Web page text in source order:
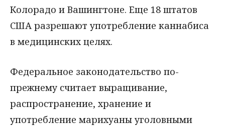
Колорадо и Вашингтоне. Еще 18 штатов
США разрешают употребление каннабиса
в медицинских целях.
Федеральное законодательство по-
прежнему считает выращивание,
распространение, хранение и
употребление марихуаны уголовными